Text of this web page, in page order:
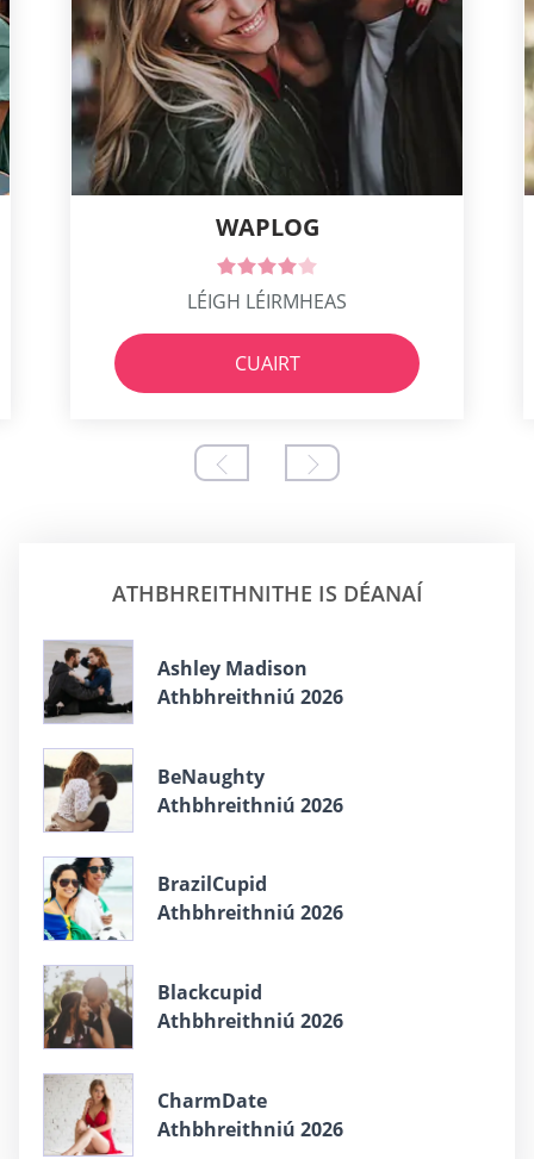
WAPLOG
LÉIGH LÉIRMHEAS
CUAIRT
ATHBHREITHNITHE IS DÉANAÍ
Ashley Madison
Athbhreithniú 2026
BeNaughty
Athbhreithniú 2026
BrazilCupid
Athbhreithniú 2026
Blackcupid
Athbhreithniú 2026
CharmDate
Athbhreithniú 2026